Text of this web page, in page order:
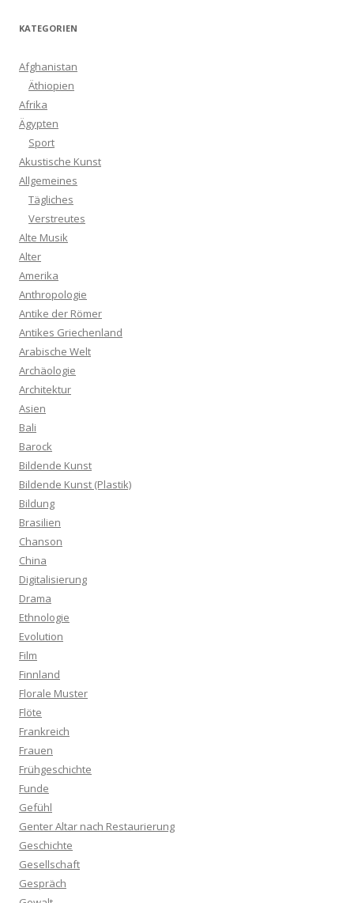
KATEGORIEN
Afghanistan
Äthiopien
Afrika
Ägypten
Sport
Akustische Kunst
Allgemeines
Tägliches
Verstreutes
Alte Musik
Alter
Amerika
Anthropologie
Antike der Römer
Antikes Griechenland
Arabische Welt
Archäologie
Architektur
Asien
Bali
Barock
Bildende Kunst
Bildende Kunst (Plastik)
Bildung
Brasilien
Chanson
China
Digitalisierung
Drama
Ethnologie
Evolution
Film
Finnland
Florale Muster
Flöte
Frankreich
Frauen
Frühgeschichte
Funde
Gefühl
Genter Altar nach Restaurierung
Geschichte
Gesellschaft
Gespräch